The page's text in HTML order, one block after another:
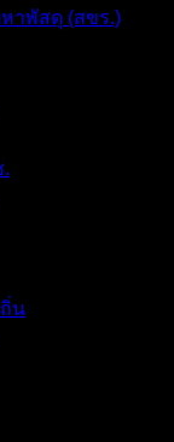
าพัสดุ (สขร.)
น